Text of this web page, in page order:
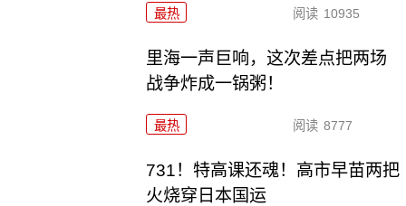
最热 阅读 10935
里海一声巨响，这次差点把两场
战争炸成一锅粥！
最热 阅读 8777
731！特高课还魂！高市早苗两把
火烧穿日本国运